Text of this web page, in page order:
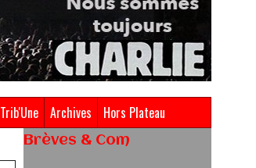
Trib'Une Archives Hors Plateau
Brèves & Com